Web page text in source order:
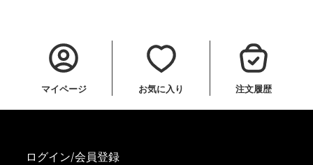
マイページ お気に入り 注文履歴
ログイン/会員登録